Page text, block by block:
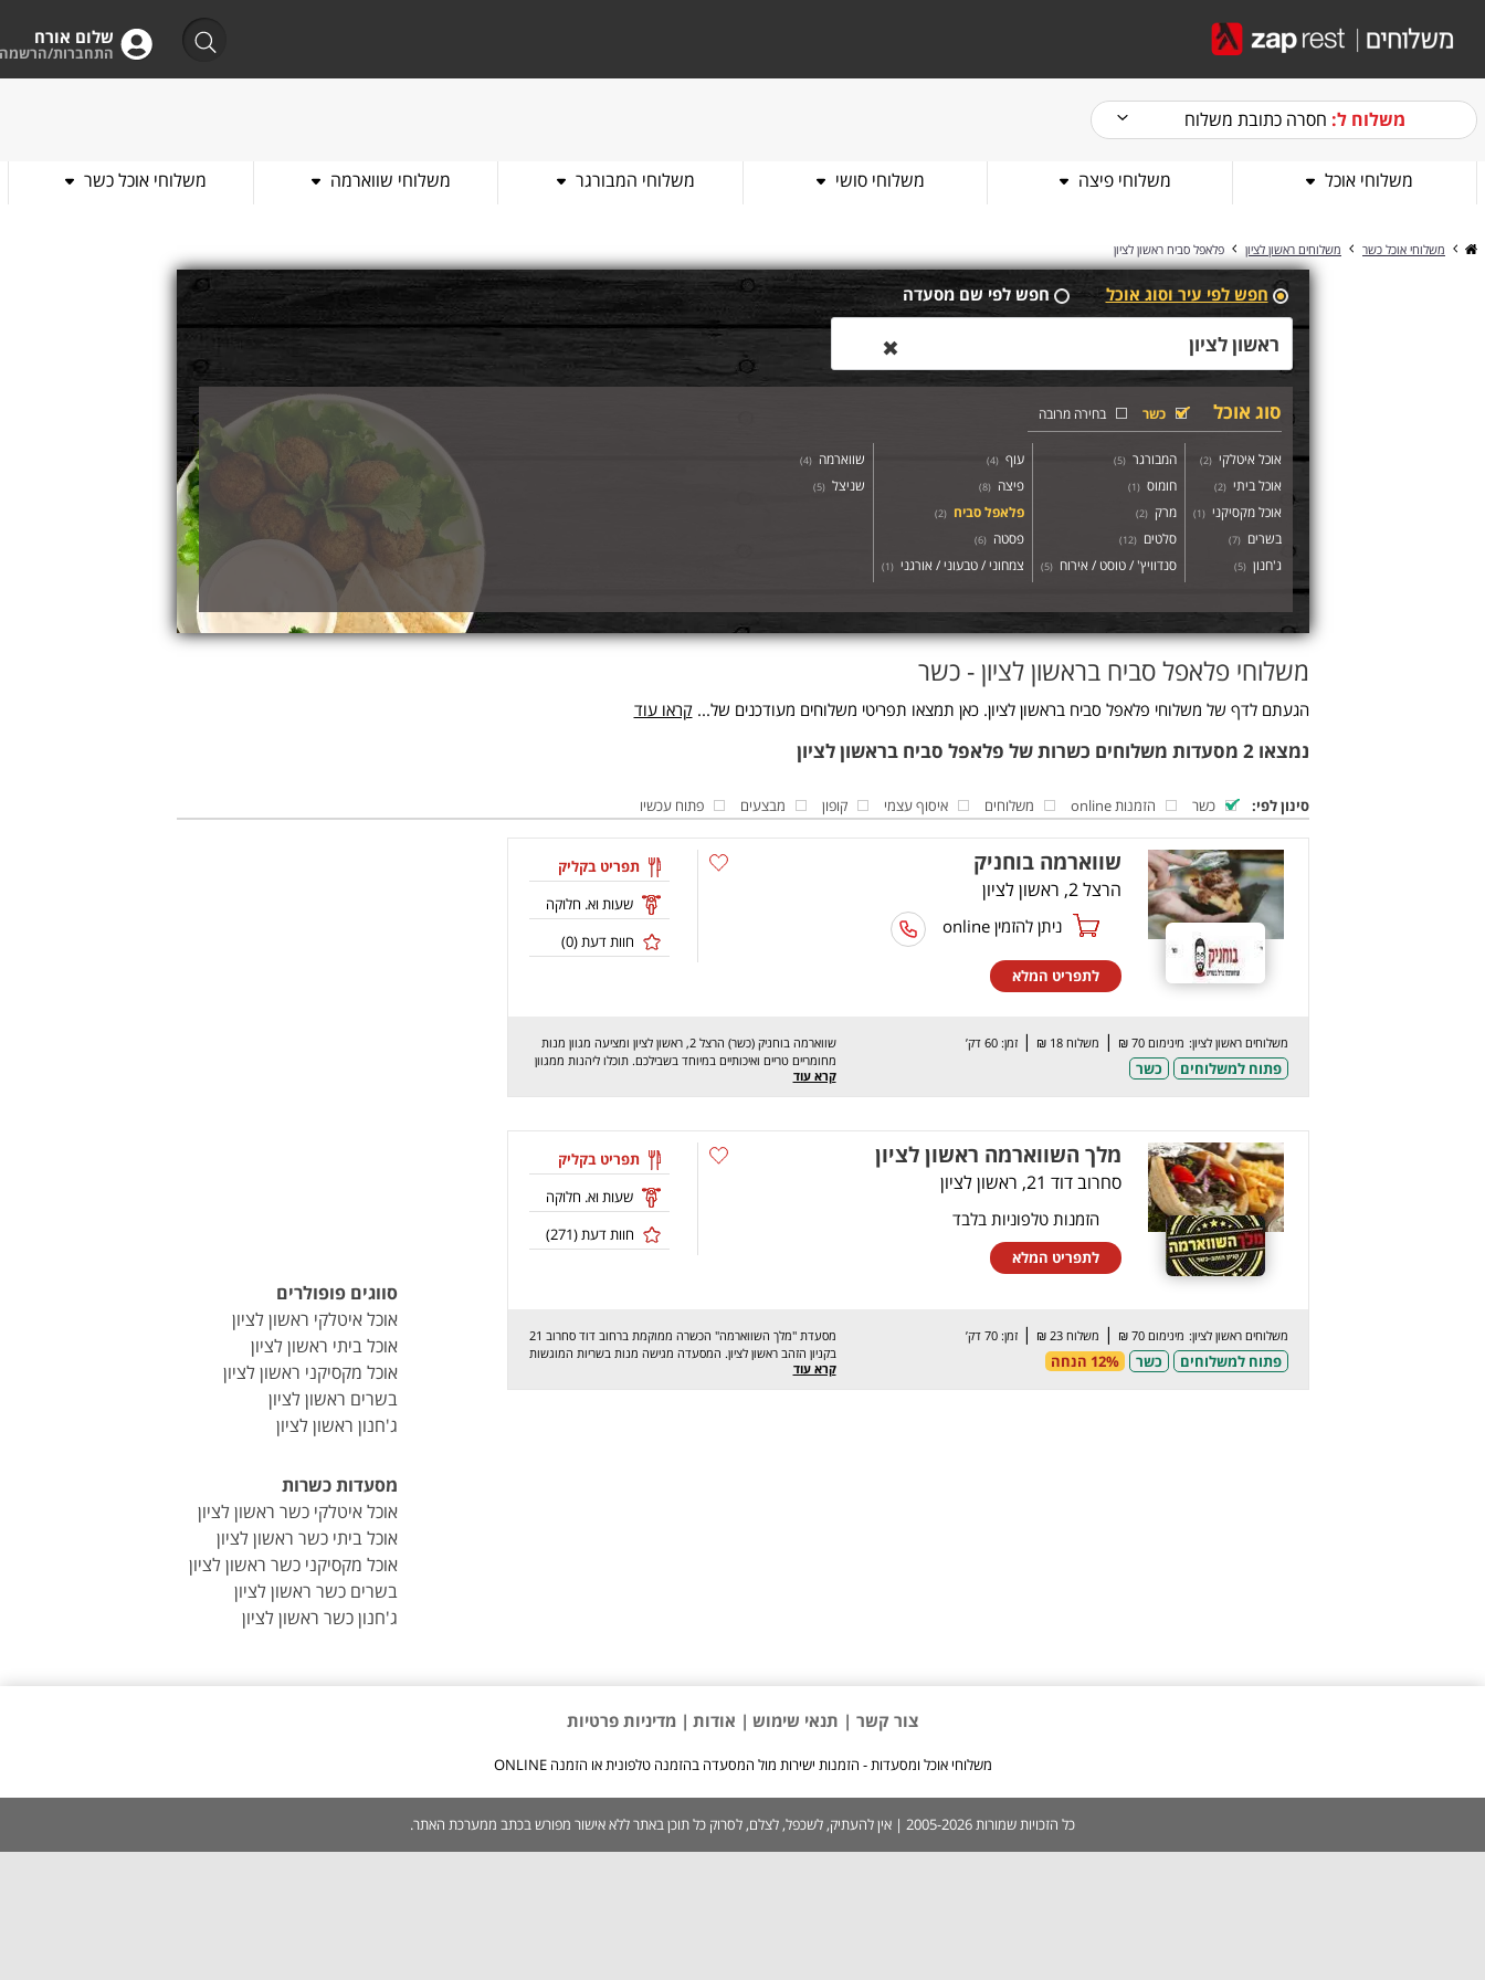
שלום אורח
התחברות/הרשמה
משלוח ל: חסרה כתובת משלוח
משלוחי אוכל משלוחי פיצה משלוחי סושי משלוחי המבורגר משלוחי שווארמה משלוחי אוכל כשר
משלוחי אוכל כשר משלוחים ראשון לציון פלאפל סביח ראשון לציון
חפש לפי עיר וסוג אוכל חפש לפי שם מסעדה
✖
סוג אוכל כשר בחירה מרובה
אוכל איטלקי (
2
)
אוכל ביתי (
2
)
אוכל מקסיקני (
1
)
בשרים (
7
)
ג'חנון (
5
)
המבורגר (
5
)
חומוס (
1
)
מרק (
2
)
סלטים (
12
)
סנדוויץ' / טוסט / אירוח (
5
)
עוף (
4
)
פיצה (
8
)
פלאפל סביח (
2
)
פסטה (
6
)
צמחוני / טבעוני / אורגני (
1
)
שווארמה (
4
)
שניצל (
5
)
משלוחי פלאפל סביח בראשון לציון - כשר
הגעתם לדף של משלוחי פלאפל סביח בראשון לציון. כאן תמצאו תפריטי משלוחים מעודכנים של... קראו עוד
נמצאו 2 מסעדות משלוחים כשרות של פלאפל סביח בראשון לציון
סינון לפי: כשר הזמנות online משלוחים איסוף עצמי קופון מבצעים פתוח עכשיו
שווארמה בוחניק
הרצל 2, ראשון לציון
ניתן להזמין online
לתפריט המלא
תפריט בקליק
שעות וא. חלוקה
חוות דעת (0
)
משלוחים ראשון לציון: מינימום 70 ₪ | משלוח 18 ₪ | זמן: 60 דק’
פתוח למשלוחים כשר
שווארמה בוחניק (כשר) הרצל 2, ראשון לציון ומציעה מגוון מנות
מחומריים טריים ואיכותיים במיוחד בשבילכם. תוכלו ליהנות ממגוון
מנות כמו: שווארמה, שיפודים ועוד. שווארמה בוחניק מבצעת
משלוחים בראשון לציון והסביבה. מחכים לכם לחוויה מהנה, שיהיה
קרא עוד
מלך השווארמה ראשון לציון
סחרוב דוד 21, ראשון לציון
הזמנות טלפוניות בלבד
לתפריט המלא
תפריט בקליק
שעות וא. חלוקה
חוות דעת (271
)
משלוחים ראשון לציון: מינימום 70 ₪ | משלוח 23 ₪ | זמן: 70 דק’
פתוח למשלוחים כשר 12% הנחה
מסעדת "מלך השווארמה" הכשרה ממוקמת ברחוב דוד סחרוב 21
בקניון הזהב ראשון לציון. המסעדה מגישה מנות בשריות המוגשות
בפיתה, לאפה, באגט או בחמגשית לפי בחירה כמו: שווארמה,
שווארמה כבש, שניצל, קבב, פרגיות ועוד... בנוסף, גם הצמחוניים
קרא עוד
סווגים פופולרים
אוכל איטלקי ראשון לציון
אוכל ביתי ראשון לציון
אוכל מקסיקני ראשון לציון
בשרים ראשון לציון
ג'חנון ראשון לציון
מסעדות כשרות
אוכל איטלקי כשר ראשון לציון
אוכל ביתי כשר ראשון לציון
אוכל מקסיקני כשר ראשון לציון
בשרים כשר ראשון לציון
ג'חנון כשר ראשון לציון
צור קשר | תנאי שימוש | אודות | מדיניות פרטיות
משלוחי אוכל ומסעדות - הזמנות ישירות מול המסעדה בהזמנה טלפונית או הזמנה ONLINE
כל הזכויות שמורות 2005-2026 | אין להעתיק, לשכפל, לצלם, לסרוק כל תוכן באתר ללא אישור מפורש בכתב ממערכת האתר.